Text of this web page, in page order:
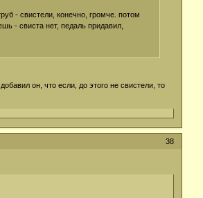
- свистели, конечно, громче. потом
- свиста нет, педаль придавил,
он, что если, до этого не свистели, то
38